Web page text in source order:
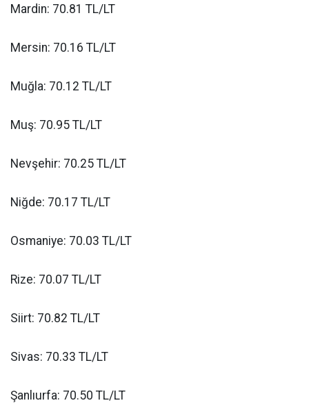
Mardin: 70.81 TL/LT
Mersin: 70.16 TL/LT
Muğla: 70.12 TL/LT
Muş: 70.95 TL/LT
Nevşehir: 70.25 TL/LT
Niğde: 70.17 TL/LT
Osmaniye: 70.03 TL/LT
Rize: 70.07 TL/LT
Siirt: 70.82 TL/LT
Sivas: 70.33 TL/LT
Şanlıurfa: 70.50 TL/LT